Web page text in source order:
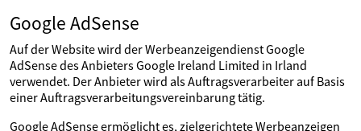
Google AdSense
Auf der Website wird der Werbeanzeigendienst Google
AdSense des Anbieters Google Ireland Limited in Irland
verwendet. Der Anbieter wird als Auftragsverarbeiter auf Basis
einer Auftragsverarbeitungsvereinbarung tätig.
Google AdSense ermöglicht es, zielgerichtete Werbeanzeigen